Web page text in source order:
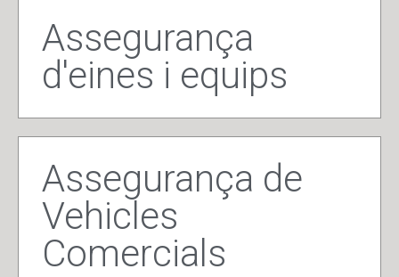
Assegurança
d'eines i equips
Assegurança de
Vehicles
Comercials